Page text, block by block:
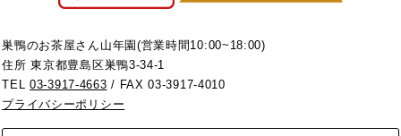
巣鴨のお茶屋さん山年園(営業時間10:00~18:00)
住所 東京都豊島区巣鴨3-34-1
TEL03-3917-4663 / FAX 03-3917-4010
プライバシーポリシー